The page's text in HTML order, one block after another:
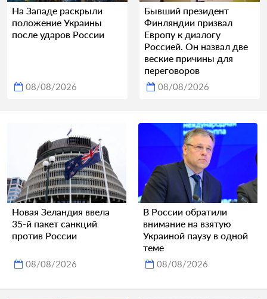
На Западе раскрыли
положение Украины
после ударов России
08/08/2026
Бывший президент
Финляндии призвал
Европу к диалогу
Россией. Он назвал две
веские причины для
переговоров
08/08/2026
Новая Зеландия ввела
35-й пакет санкций
против России
08/08/2026
В России обратили
внимание на взятую
Украиной паузу в одной
теме
08/08/2026